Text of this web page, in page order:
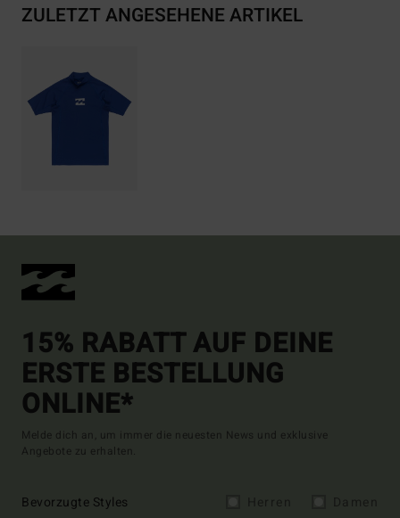
ZULETZT ANGESEHENE ARTIKEL
15% RABATT AUF DEINE
ERSTE BESTELLUNG
ONLINE*
Melde dich an, um immer die neuesten News und exklusive
Angebote zu erhalten.
Bevorzugte Styles